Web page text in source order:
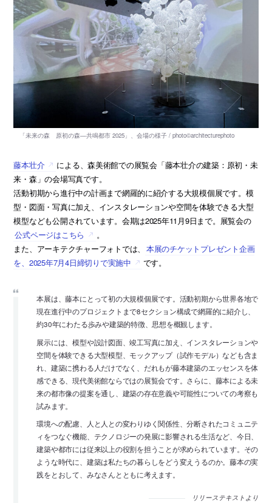
藤本壮介
による、森美術館での展覧会「藤本壮介の建築：原初・未
来・森」の会場写真です。
活動初期から進行中の計画まで網羅的に紹介する大規模個展です。模
型・図面・写真に加え、インスタレーションや空間を体験できる大型
模型なども公開されています。会期は2025年11月9日まで。展覧会の
公式ページはこちら
。
また、アーキテクチャーフォトでは、
本展のチケットプレゼント企画
を、2025年7月4日締切りで実施中
です。
本展は、藤本にとって初の大規模個展です。活動初期から世界各地で
現在進行中のプロジェクトまで8セクション構成で網羅的に紹介し、
約30年にわたる歩みや建築的特徴、思想を概観します。
展示には、模型や設計図面、竣工写真に加え、インスタレーションや
空間を体験できる大型模型、モックアップ（試作モデル）なども含ま
れ、建築に携わる人だけでなく、だれもが藤本建築のエッセンスを体
感できる、現代美術館ならではの展覧会です。さらに、藤本による未
来の都市像の提案を通し、建築の存在意義や可能性についての考察も
試みます。
環境への配慮、人と人との変わりゆく関係性、分断されたコミュニテ
ィをつなぐ機能、テクノロジーの発展に影響される生活など、今日、
建築や都市には従来以上の役割を担うことが求められています。その
ような時代に、建築は私たちの暮らしをどう変えうるのか。藤本の実
践をとおして、みなさんとともに考えます。
リリーステキストより